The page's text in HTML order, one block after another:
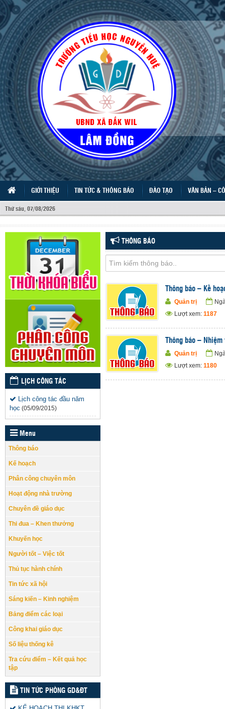
GIỚI THIỆU TIN TỨC & THÔNG BÁO ĐÀO TẠO VĂN BẢN –
Thứ sáu, 07/08/2026
LỊCH CÔNG TÁC
Lịch công tác đầu năm
học (05/09/2015)
Menu
Thông báo
Kế hoạch
Phân công chuyên môn
Hoạt động nhà trường
Chuyên đề giáo dục
Thi đua – Khen thưởng
Khuyến học
Người tốt – Việc tốt
Thủ tục hành chính
Tin tức xã hội
Sáng kiến – Kinh nghiệm
Bảng điểm các loại
Công khai giáo dục
Số liệu thống kê
Tra cứu điểm – Kết quả học
tập
TIN TỨC PHÒNG GD&ĐT
THÔNG BÁO
Thông báo – Kế
Quản trị
Lượt xem: 1187
Thông báo –
Quản trị
Lượt xem: 1180